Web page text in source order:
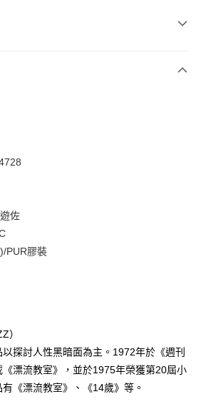
】
品之後才付款」的支付方式。 讓您購物簡單
需綁卡、不需儲值。
訊認證，即可結帳。
後，再付款。
流程】
先享後付」後，將跳轉至「AFTEE先享後付」
認金額後，即可完成結帳。
到繳費通知簡訊。
進行付款，方視為交易完成。
不需立刻繳費，但若您需要取消訂單，請聯絡
意取消之訂單仍視為有效，需透過AFTEE先享
先享後付 」之結帳頁面顯示為準，若有關於
欲退款等相關疑問，請聯繫「AFTEE先享後付
以上)免運費
以上)免運費
以上)免運費
佐
PUR膠裝
）
探討人性黑暗面為主。1972年於《週刊
《漂流教室》，並於1975年榮獲第20屆小
《漂流教室》、《14歲》等。